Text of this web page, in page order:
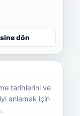
dön
tarihlerini ve
iyi anlamak için